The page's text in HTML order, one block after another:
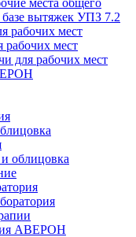
места общего
базе вытяжек УПЗ 7.2
рабочих мест
рабочих мест
для рабочих мест
облицовка
АВЕРОН